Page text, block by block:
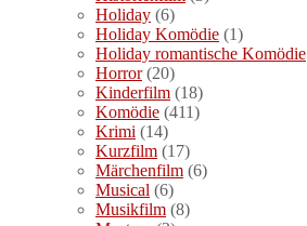
Holiday (6)
Holiday Komödie (1)
Holiday romantische Komödie
Horror(20)
Kinderfilm (18)
Komödie (411)
Krimi (14)
Kurzfilm (17)
Märchenfilm (6)
Musical (6)
Musikfilm (8)